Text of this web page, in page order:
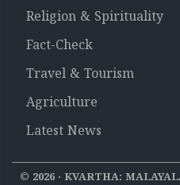
Religion & Spirituality
Fact-Check
Travel & Tourism
Agriculture
Latest News
© 2026‧ KVARTHA: